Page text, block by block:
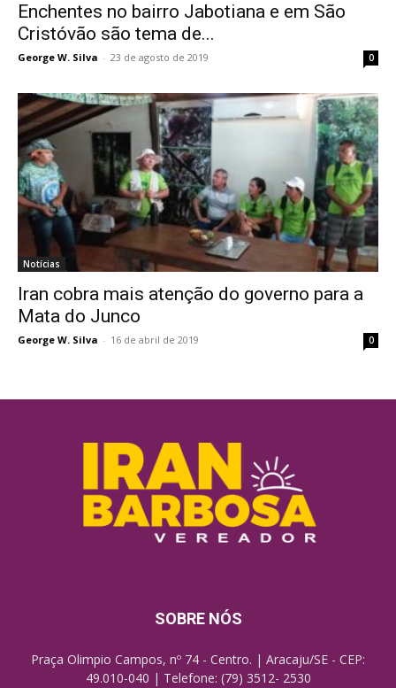
Enchentes no bairro Jabotiana e em São
Cristóvão são tema de...
George W. Silva - 23 de agosto de 2019 0
Notícias
Iran cobra mais atenção do governo para a
Mata do Junco
George W. Silva - 16 de abril de 2019 0
SOBRE NÓS
Praça Olimpio Campos, nº 74 - Centro. | Aracaju/SE - CEP:
49.010-040 | Telefone: (79) 3512- 2530